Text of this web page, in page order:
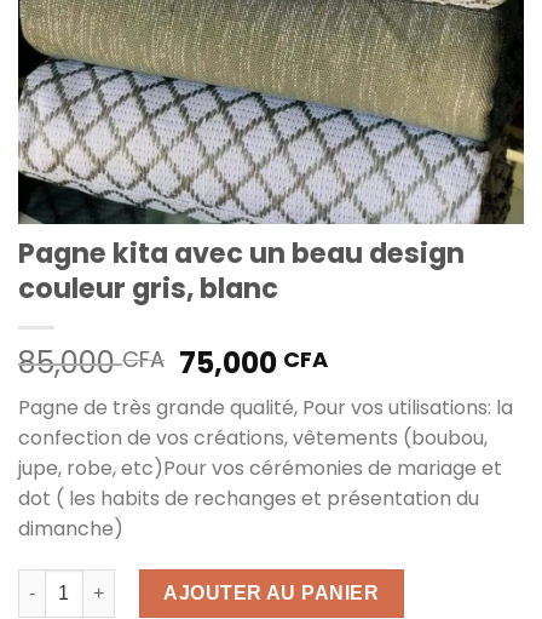
Pagne kita avec un beau design
couleur gris, blanc
85,000CFA Le
prix
initial
était :
85,000 CFA.
75,000 CFALe
actuel
est :
75,000 CFA.
Pagne de très grande qualité, Pour vos utilisations: la
confection de vos créations, vêtements (boubou,
jupe, robe, etc)Pour vos cérémonies de mariage et
dot ( les habits de rechanges et présentation du
dimanche)
quantité de Pagne kita avec un beau design couleur
AJOUTER AU PANIER